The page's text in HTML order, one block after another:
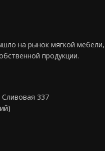
на рынок мягкой мебели,
продукции.
Сливовая 337